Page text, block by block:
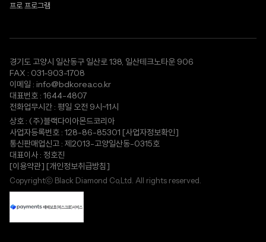
프로 프로그램
경기도 고양시 일산동구 일산로 138, 일산테크노타운 906
FAX : 031-903-1708
이메일 : info@bdkorea.co.kr
대표번호 : 1644-4807
전화업무시간 : 평일 오전 9시~11시
상호 : (주)블랙다이아몬드코리아
사업자등록번호 : 128-86-85301 [사업자정보확인]
통신판매업신고 : 제2013-고양일산동-0315호
대표이사 : 정호진
[이용약관] [개인정보취급방침]
Copyrightⓒ Black Diamond Co,Ltd. All rights reserved.